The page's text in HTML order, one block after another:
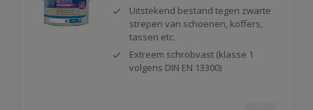
Uitstekend bestand tegen zwarte
strepen van schoenen, koffers,
tassen etc.
Extreem schrobvast (klasse 1
volgens DIN EN 13300)